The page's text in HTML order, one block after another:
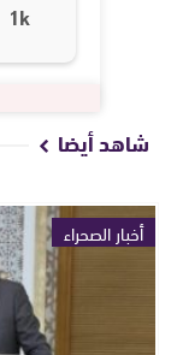
1k
شاهد أيضا
أخبار الصحراء